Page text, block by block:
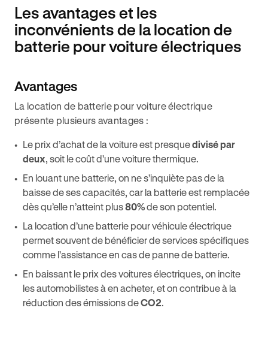
Les avantages et les
inconvénients de la location de
batterie pour voiture électriques
Avantages
La location de batterie pour voiture électrique
présente plusieurs avantages :
Le prix d’achat de la voiture est presquedivisé par
deux, soit le coût d’une voiture thermique.
En louant une batterie, on ne s’inquiète pas de la
baisse de ses capacités, car la batterie est remplacée
dès qu’elle n’atteint plus80%de son potentiel.
La location d’une batterie pour véhicule électrique
permet souvent de bénéficier de services spécifiques
comme l’assistance en cas de panne de batterie.
En baissant le prix des voitures électriques, on incite
les automobilistes à en acheter, et on contribue à la
réduction des émissions deCO2.